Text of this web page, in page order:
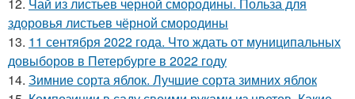
здоровья листьев чёрной смородины
13. 11 сентября 2022 года. Что ждать от муниципальных
довыборов в Петербурге в 2022 году
14. Зимние сорта яблок. Лучшие сорта зимних яблок